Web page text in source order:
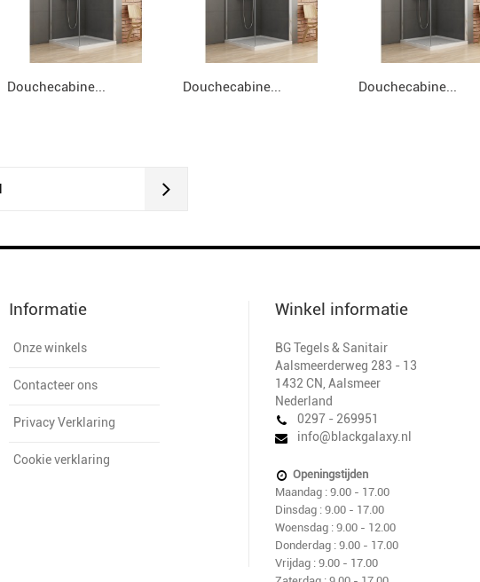
Douchecabine... Douchecabine... Douchecabine...
Informatie
Onze winkels
Contacteer ons
Privacy Verklaring
Cookie verklaring
Winkel informatie
BG Tegels & Sanitair
Aalsmeerderweg 283 - 13
1432 CN Aalsmeer
Nederland
0297 - 269951
info@blackgalaxy.nl
Openingstijden
Maandag : 9.00 - 17.00
Dinsdag : 9.00 - 17.00
Woensdag : 9.00 - 12.00
Donderdag : 9.00 - 17.00
Vrijdag : 9.00 - 17.00